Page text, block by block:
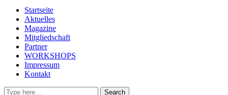
Startseite
Aktuelles
Magazine
Mitgliedschaft
Partner
WORKSHOPS
Impressum
Kontakt